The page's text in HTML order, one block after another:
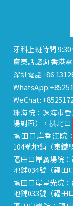
牙科上班時間
廣東話諮詢 香港
深圳電話+86
WeChat:
珠海院：珠海市
場對面），拱北口
福田口岸香江院
104號地鋪（東鐵
福田口岸廣場院
地鋪034號（福田
福田口岸星光院
地鋪033號（福田